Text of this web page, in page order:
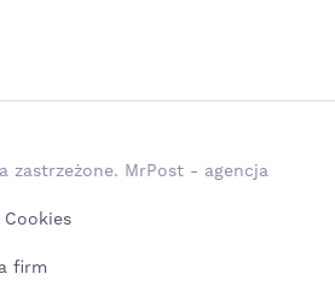
zastrzeżone. MrPost - agencja
firm